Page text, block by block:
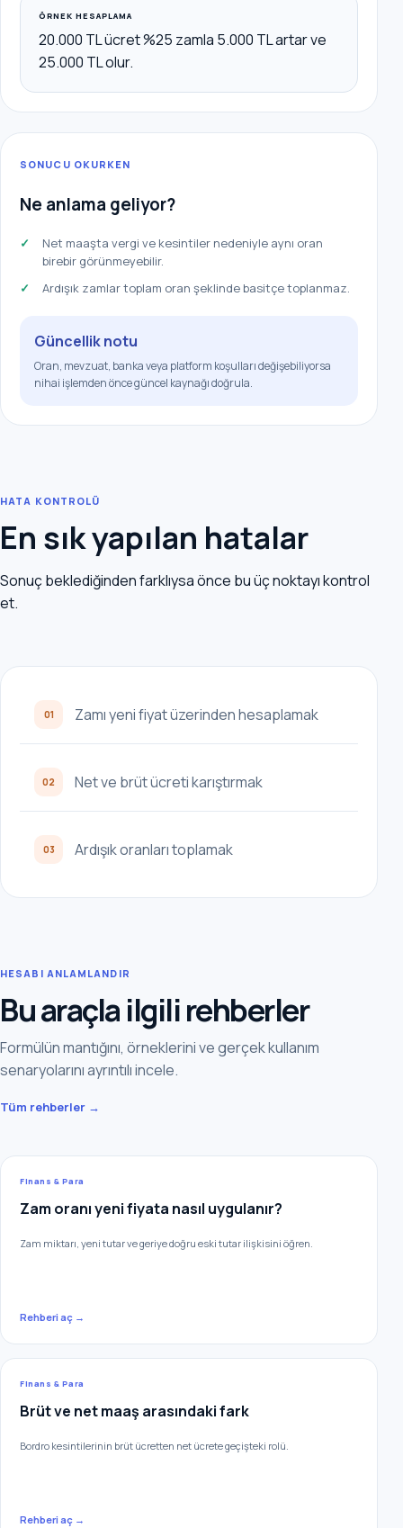
ÖRNEK HESAPLAMA
20.000 TL ücret %25 zamla 5.000 TL artar ve
25.000 TL olur.
SONUCU OKURKEN
Ne anlama geliyor?
Net maaşta vergi ve kesintiler nedeniyle aynı oran
birebir görünmeyebilir.
Ardışık zamlar toplam oran şeklinde basitçe toplanmaz.
Güncellik notu
Oran, mevzuat, banka veya platform koşulları değişebiliyorsa
nihai işlemden önce güncel kaynağı doğrula.
HATA KONTROLÜ
En sık yapılan hatalar
Sonuç beklediğinden farklıysa önce bu üç noktayı kontrol
et.
01 Zamı yeni fiyat üzerinden hesaplamak
02 Net ve brüt ücreti karıştırmak
03 Ardışık oranları toplamak
HESABI ANLAMLANDIR
Bu araçla ilgili rehberler
Formülün mantığını, örneklerini ve gerçek kullanım
senaryolarını ayrıntılı incele.
Tüm rehberler →
Finans & Para
Zam oranı yeni fiyata nasıl uygulanır?
Zam miktarı, yeni tutar ve geriye doğru eski tutar ilişkisini öğren.
Rehberi aç →
Finans & Para
Brüt ve net maaş arasındaki fark
Bordro kesintilerinin brüt ücretten net ücrete geçişteki rolü.
Rehberi aç →